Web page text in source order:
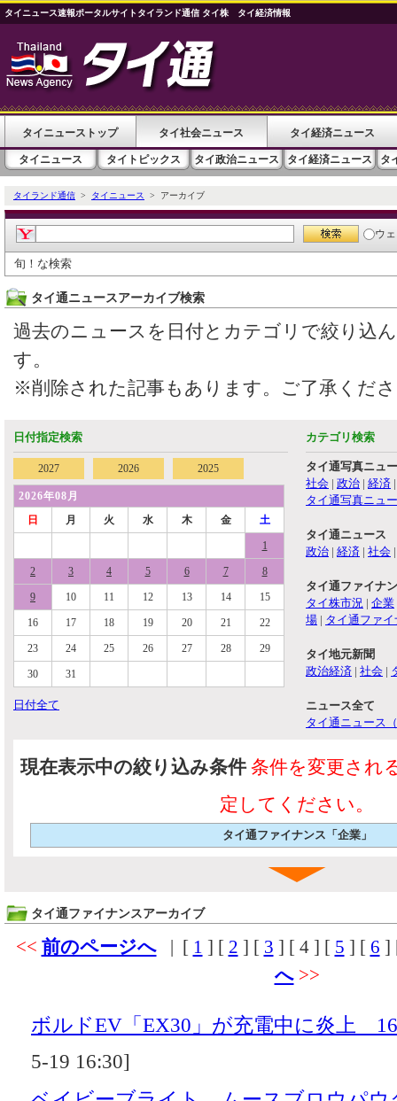
タイニュース速報ポータルサイトタイランド通信 タイ株 タイ経済情報
タイニューストップ タイ社会ニュース タイ経済ニュース
タイニュース タイトピックス タイ政治ニュース タイ経済ニュース タ
タイランド通信 > タイニュース > アーカイブ
ウ
旬！な検索
タイ通ニュースアーカイブ検索
過去のニュースを日付とカテゴリで絞り込
す。
※削除された記事もあります。ご了承くだ
日付指定検索
2027 2026 2025
2026年08月
日
月 火 水 木 金 土
1
2 3 4 5 6 7 8
9 10 11 12 13 14 15
16 17 18 19 20 21 22
23 24 25 26 27 28 29
30 31
日付全て
カテゴリ検索
タイ通写真ニュ
社会 | 政治 | 経済
タイ通写真ニュ
タイ通ニュース
政治 | 経済 | 社会
タイ通ファイナ
タイ株市況 | 企業
場 | タイ通ファ
タイ地元新聞
政治経済 | 社会 |
ニュース全て
タイ通ニュース
現在表示中の絞り込み条件 条件を変更され
定してください。
タイ通ファイナンス「企業」
タイ通ファイナンスアーカイブ
<< 前のページへ| [ 1 ] [ 2 ] [ 3 ] [ 4] [ 5 ] [ 6 ]
へ>>
ボルドEV「EX30」が充電中に炎上
5-19 16:30]